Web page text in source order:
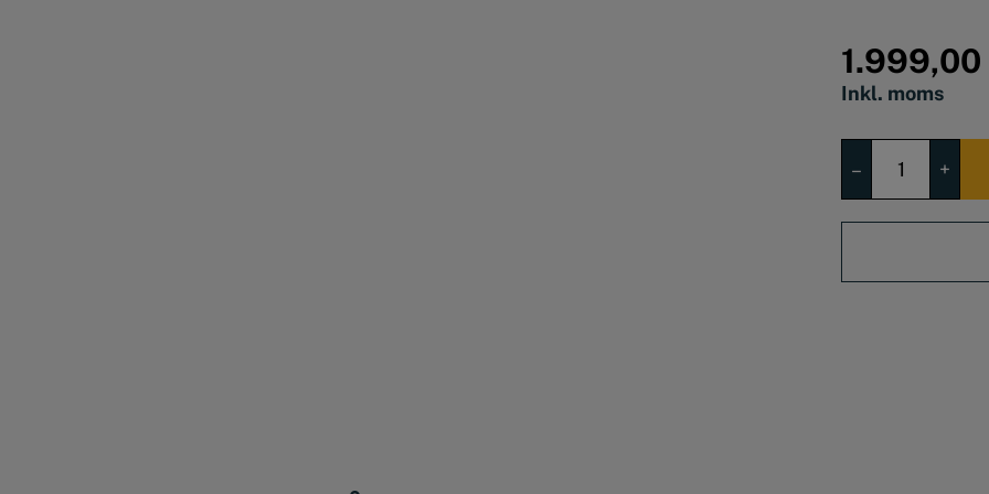
BA-TO
1.999,00
Inkl. moms
–
Mega
EVA
1/1
+